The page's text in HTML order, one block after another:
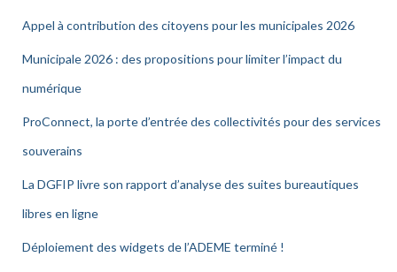
Appel à contribution des citoyens pour les municipales 2026
Municipale 2026 : des propositions pour limiter l’impact du
numérique
ProConnect, la porte d’entrée des collectivités pour des services
souverains
La DGFIP livre son rapport d’analyse des suites bureautiques
libres en ligne
Déploiement des widgets de l’ADEME terminé !